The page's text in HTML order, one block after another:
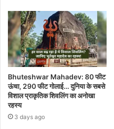
Bhuteshwar Mahadev: 80 फीट
ऊंचा, 290 फीट गोलाई… दुनिया के सबसे
विशाल प्राकृतिक शिवलिंग का अनोखा
रहस्य
3 days ago